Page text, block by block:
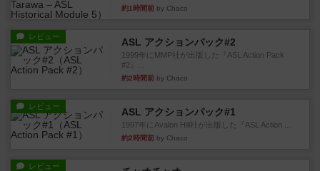
約1時間前 by Chaco
レビュー ASL アクションパック#2
1999年にMMP社が出版した『ASL Action Pack
#2』...
約2時間前 by Chaco
レビュー ASL アクションパック#1
1997年にAvalon Hill社が出版した『ASL Action ...
約2時間前 by Chaco
レビュー